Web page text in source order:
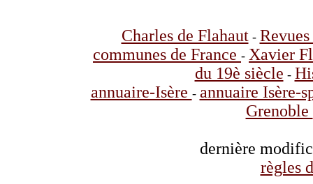
Charles de Flahaut-
communes de France - Xavier
du 19è siècle -
annuaire-Isère - annuaire Isère-
Grenoble
dernière
règles